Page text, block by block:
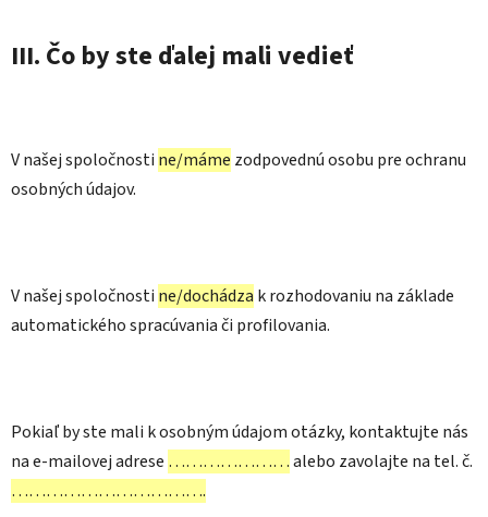
III. Čo by ste ďalej mali vedieť
V našej spoločnosti ne/máme zodpovednú osobu pre ochranu
osobných údajov.
V našej spoločnosti ne/dochádza k rozhodovaniu na základe
automatického spracúvania či profilovania.
Pokiaľ by ste mali k osobným údajom otázky, kontaktujte nás
na e-mailovej adrese …………………alebo zavolajte na tel. č.
…………………………….